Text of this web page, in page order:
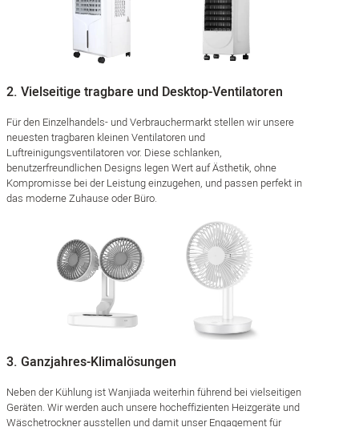
2. Vielseitige tragbare und Desktop-Ventilatoren
Für den Einzelhandels- und Verbrauchermarkt stellen wir unsere
neuesten tragbaren kleinen Ventilatoren und
Luftreinigungsventilatoren vor. Diese schlanken,
benutzerfreundlichen Designs legen Wert auf Ästhetik, ohne
Kompromisse bei der Leistung einzugehen, und passen perfekt in
das moderne Zuhause oder Büro.
3. Ganzjahres-Klimalösungen
Neben der Kühlung ist Wanjiada weiterhin führend bei vielseitigen
Geräten. Wir werden auch unsere hocheffizienten Heizgeräte und
Wäschetrockner ausstellen und damit unser Engagement für